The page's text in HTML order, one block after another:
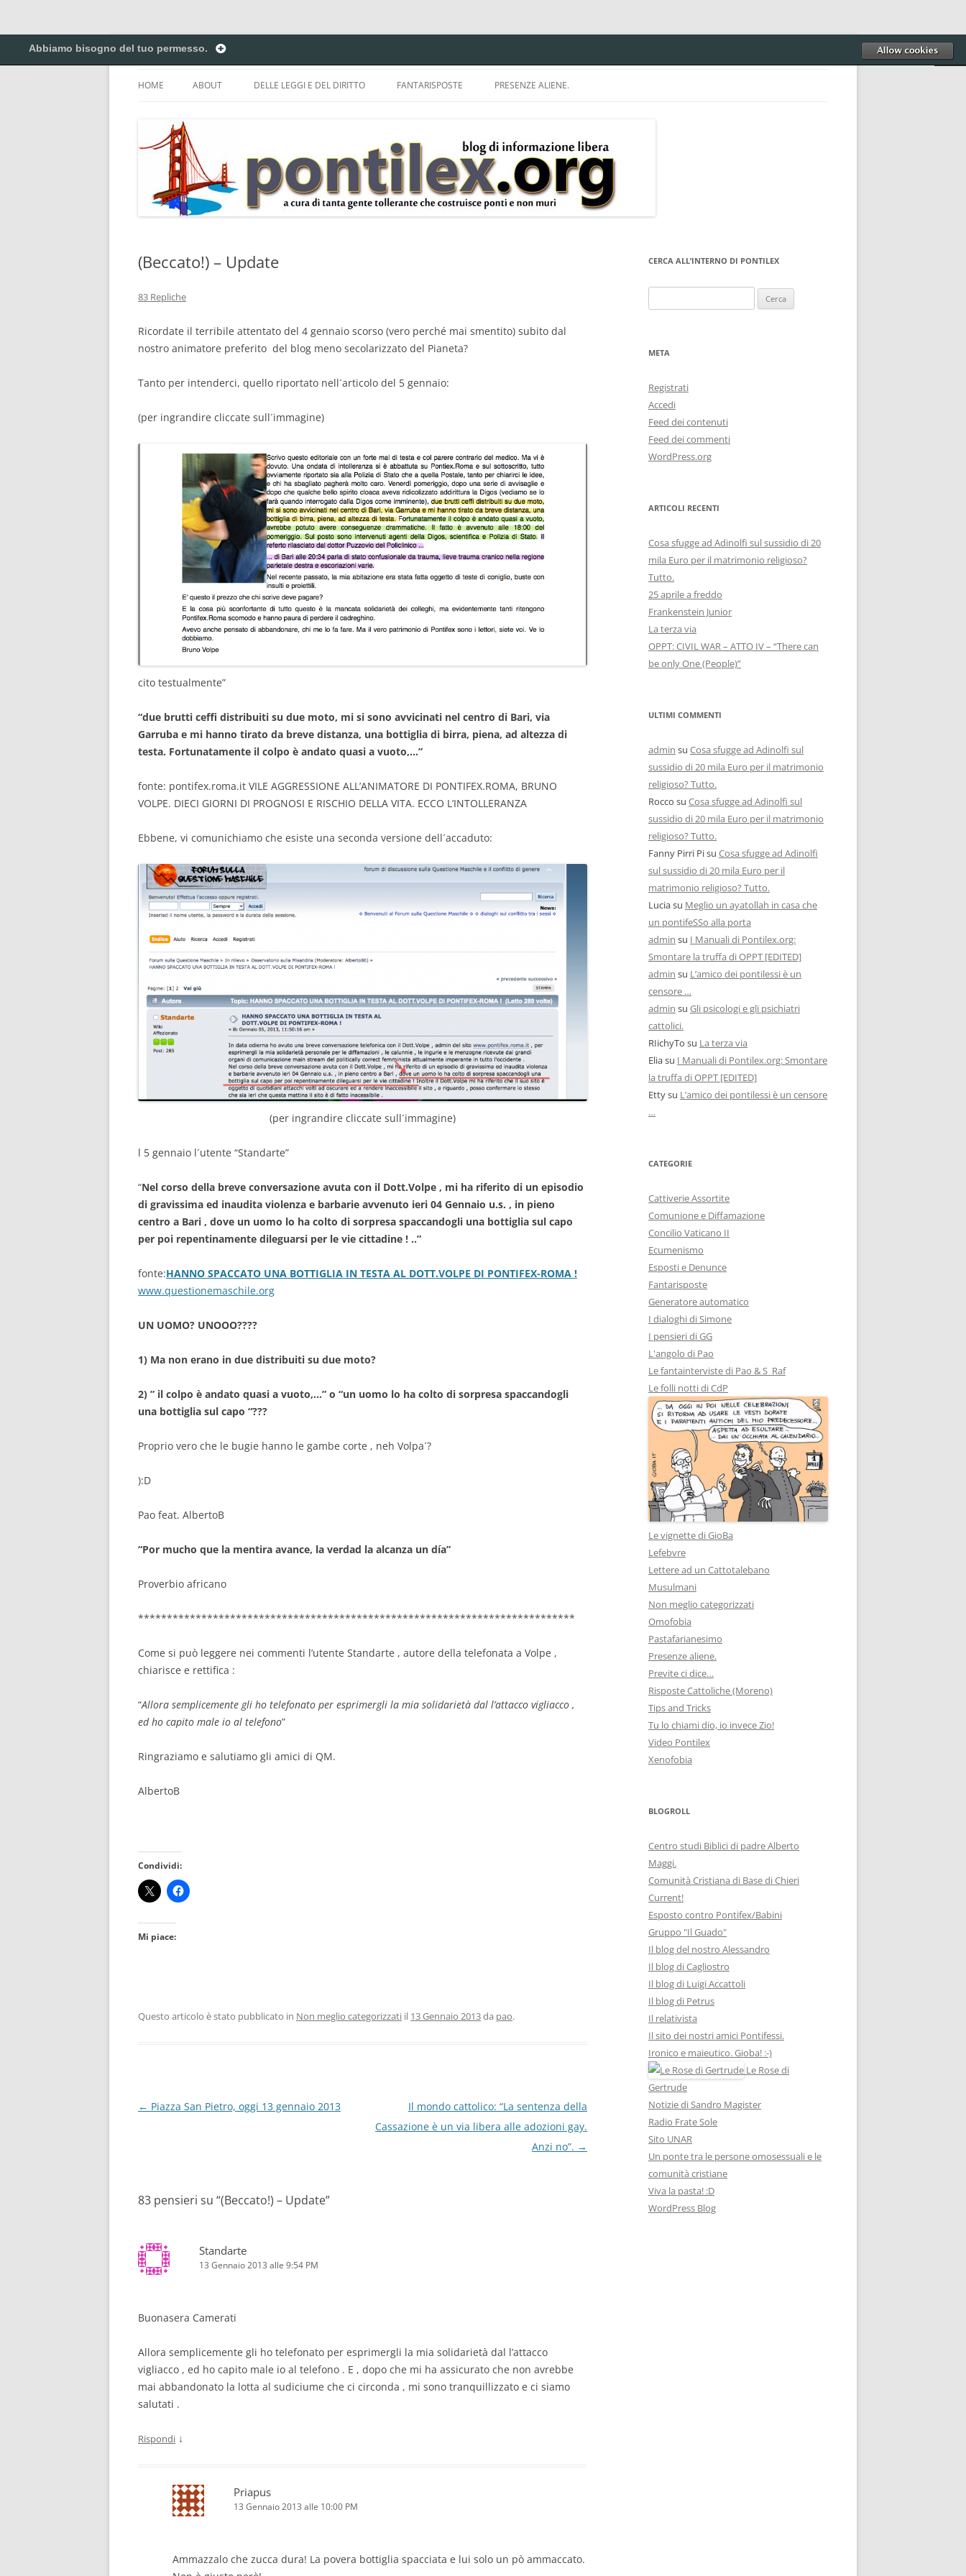
Vai
al
contenuto
Pontilex
HOME ABOUT DELLE LEGGI E DEL DIRITTO
DEL COPYRIGHT E DELLA LDA 633.
ELENCO DELLE ABBREVIAZIONI E
FANTARISPOSTE PRESENZE ALIENE.
(Beccato!) – Update
83 Repliche
Ricordate il terribile attentato del 4 gennaio scorso (vero perché mai smentito) subito dal
nostro animatore preferito del blog meno secolarizzato del Pianeta?
Tanto per intenderci, quello riportato nell´articolo del 5 gennaio:
(per ingrandire cliccate sull´immagine)
cito testualmente”
“due brutti ceffi distribuiti su due moto, mi si sono avvicinati nel centro di Bari, via
Garruba e mi hanno tirato da breve distanza, una bottiglia di birra, piena, ad altezza di
testa. Fortunatamente il colpo è andato quasi a vuoto,…”
fonte: pontifex.roma.it VILE AGGRESSIONE ALL’ANIMATORE DI PONTIFEX.ROMA, BRUNO
VOLPE. DIECI GIORNI DI PROGNOSI E RISCHIO DELLA VITA. ECCO L’INTOLLERANZA
Ebbene, vi comunichiamo che esiste una seconda versione dell´accaduto:
(per ingrandire cliccate sull´immagine)
l 5 gennaio l´utente “Standarte”
“Nel corso della breve conversazione avuta con il Dott.Volpe , mi ha riferito di un episodio
di gravissima ed inaudita violenza e barbarie avvenuto ieri 04 Gennaio u.s. , in pieno
centro a Bari , dove un uomo lo ha colto di sorpresa spaccandogli una bottiglia sul capo
per poi repentinamente dileguarsi per le vie cittadine ! ..”
fonte:HANNO SPACCATO UNA BOTTIGLIA IN TESTA AL DOTT.VOLPE DI PONTIFEX-ROMA !
www.questionemaschile.org
UN UOMO? UNOOO????
1) Ma non erano in due distribuiti su due moto?
2) ” il colpo è andato quasi a vuoto,…” o “un uomo lo ha colto di sorpresa spaccandogli
una bottiglia sul capo “???
Proprio vero che le bugie hanno le gambe corte , neh Volpa´?
):D
Pao feat. AlbertoB
“Por mucho que la mentira avance, la verdad la alcanza un día”
Proverbio africano
****************************************************************************
Come si può leggere nei commenti l’utente Standarte , autore della telefonata a Volpe ,
chiarisce e rettifica :
“Allora semplicemente gli ho telefonato per esprimergli la mia solidarietà dal l’attacco vigliacco ,
ed ho capito male io al telefono”
Ringraziamo e salutiamo gli amici di QM.
AlbertoB
Condividi:
Mi piace:
Questo articolo è stato pubblicato in Non meglio categorizzati il 13 Gennaio 2013da pao.
Navigazione
← Piazza San Pietro, oggi 13 gennaio 2013
Il mondo cattolico: “La sentenza della
Cassazione è un via libera alle adozioni gay.
Anzi no”. →
83 pensieri su “(Beccato!) – Update”
Standarte
13 Gennaio 2013 alle 9:54 PM
Buonasera Camerati
Allora semplicemente gli ho telefonato per esprimergli la mia solidarietà dal l’attacco
vigliacco , ed ho capito male io al telefono . E , dopo che mi ha assicurato che non avrebbe
mai abbandonato la lotta al sudiciume che ci circonda , mi sono tranquillizzato e ci siamo
salutati .
Rispondi ↓
Priapus
13 Gennaio 2013 alle 10:00 PM
Ammazzalo che zucca dura! La povera bottiglia spacciata e lui solo un pò ammaccato.
CERCA ALL’INTERNO DI PONTILEX
per:
META
Registrati
Accedi
Feed dei contenuti
Feed dei commenti
WordPress.org
ARTICOLI RECENTI
Cosa sfugge ad Adinolfi sul sussidio di 20
mila Euro per il matrimonio religioso?
Tutto.
25 aprile a freddo
Frankenstein Junior
La terza via
OPPT: CIVIL WAR – ATTO IV – “There can
be only One (People)”
ULTIMI COMMENTI
admin su Cosa sfugge ad Adinolfi sul
sussidio di 20 mila Euro per il matrimonio
religioso? Tutto.
Rocco su Cosa sfugge ad Adinolfi sul
sussidio di 20 mila Euro per il matrimonio
religioso? Tutto.
Fanny Pirri Pisu Cosa sfugge ad Adinolfi
sul sussidio di 20 mila Euro per il
matrimonio religioso? Tutto.
Luciasu Meglio un ayatollah in casa che
un pontifeSSo alla porta
admin su I Manuali di Pontilex.org:
Smontare la truffa di OPPT [EDITED]
admin su L’amico dei pontilessi è un
censore …
admin su Gli psicologi e gli psichiatri
cattolici.
RIichyTo su La terza via
Eliasu I Manuali di Pontilex.org: Smontare
la truffa di OPPT [EDITED]
Ettysu L’amico dei pontilessi è un censore
…
CATEGORIE
Cattiverie Assortite
Comunione e Diffamazione
Concilio Vaticano II
Ecumenismo
Esposti e Denunce
Fantarisposte
Generatore automatico
I dialoghi di Simone
I pensieri di GG
L'angolo di Pao
Le fantainterviste di Pao & S_Raf
Le folli notti di CdP
Le vignette di GioBa
Lefebvre
Lettere ad un Cattotalebano
Musulmani
Non meglio categorizzati
Omofobia
Pastafarianesimo
Presenze aliene.
Previte ci dice…
Risposte Cattoliche (Moreno)
Tips and Tricks
Tu lo chiami dio, io invece Zio!
Video Pontilex
Xenofobia
BLOGROLL
Centro studi Biblici di padre Alberto
Maggi.
Comunità Cristiana di Base di Chieri
Current!
Esposto contro Pontifex/Babini
Gruppo "Il Guado"
Il blog del nostro Alessandro
Il blog di Cagliostro
Il blog di Luigi Accattoli
Il blog di Petrus
Il relativista
Il sito dei nostri amici Pontifessi.
Ironico e maieutico. Gioba! :-)
Le Rose di
Gertrude
Notizie di Sandro Magister
Radio Frate Sole
Sito UNAR
Un ponte tra le persone omosessuali e le
comunità cristiane
Viva la pasta! :D
WordPress Blog
Abbiamo bisogno del tuo permesso.